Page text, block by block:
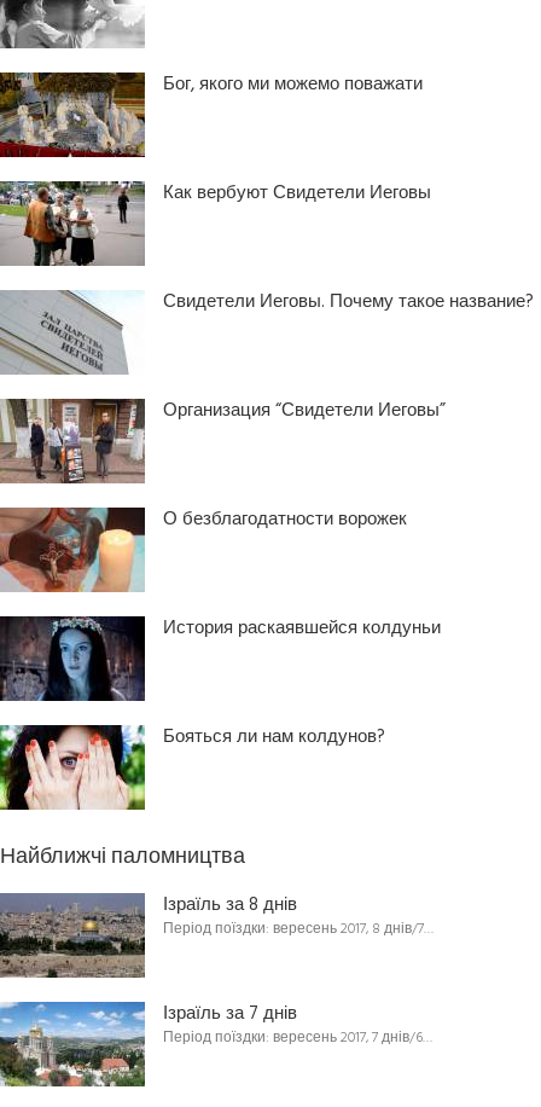
Бог, якого ми можемо поважати
Как вербуют Свидетели Иеговы
Свидетели Иеговы. Почему такое название?
Организация “Свидетели Иеговы”
О безблагодатности ворожек
История раскаявшейся колдуньи
Бояться ли нам колдунов?
Найближчі паломництва
Ізраїль за 8 днів
Період поїздки: вересень 2017, 8 днів/7…
Ізраїль за 7 днів
Період поїздки: вересень 2017, 7 днів/6…